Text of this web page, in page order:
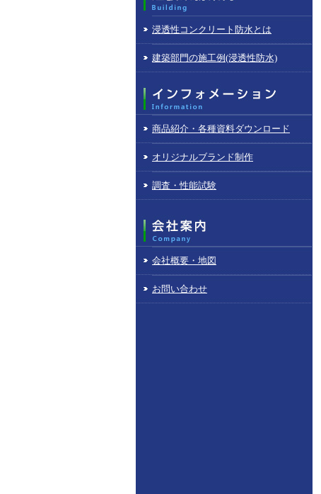
浸透性コンクリート防水とは
建築部門の施工例(浸透性防水)
商品紹介・各種資料ダウンロード
オリジナルブランド制作
調査・性能試験
会社概要・地図
お問い合わせ